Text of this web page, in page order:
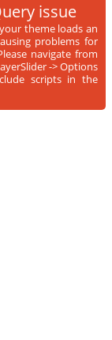
issue
theme loads an
problems for
navigate from
-> Options
scripts in the